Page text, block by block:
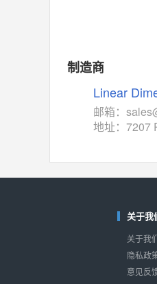
MAX14760
M74HC4852
相同功能 相似
相似度
ISL54233 (
相似度
制造商
Linear
邮箱：
地址：7207
关于我
关于我
隐私政
意见反